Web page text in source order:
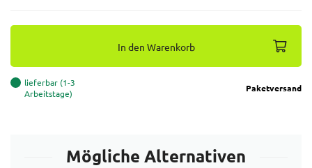
In den Warenkorb
lieferbar (1-3
Arbeitstage)
Paketversand
Mögliche Alternativen